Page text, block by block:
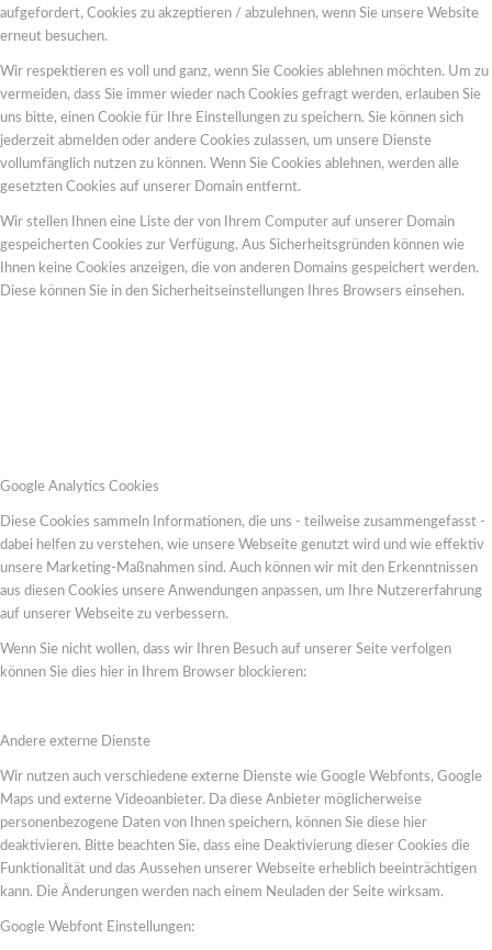
aufgefordert, Cookies zu akzeptieren / abzulehnen, wenn Sie unsere Website
erneut besuchen.
Wir respektieren es voll und ganz, wenn Sie Cookies ablehnen möchten. Um zu
vermeiden, dass Sie immer wieder nach Cookies gefragt werden, erlauben Sie
uns bitte, einen Cookie für Ihre Einstellungen zu speichern. Sie können sich
jederzeit abmelden oder andere Cookies zulassen, um unsere Dienste
vollumfänglich nutzen zu können. Wenn Sie Cookies ablehnen, werden alle
gesetzten Cookies auf unserer Domain entfernt.
Wir stellen Ihnen eine Liste der von Ihrem Computer auf unserer Domain
gespeicherten Cookies zur Verfügung. Aus Sicherheitsgründen können wie
Ihnen keine Cookies anzeigen, die von anderen Domains gespeichert werden.
Diese können Sie in den Sicherheitseinstellungen Ihres Browsers einsehen.
Google Analytics Cookies
Diese Cookies sammeln Informationen, die uns - teilweise zusammengefasst -
dabei helfen zu verstehen, wie unsere Webseite genutzt wird und wie effektiv
unsere Marketing-Maßnahmen sind. Auch können wir mit den Erkenntnissen
aus diesen Cookies unsere Anwendungen anpassen, um Ihre Nutzererfahrung
auf unserer Webseite zu verbessern.
Wenn Sie nicht wollen, dass wir Ihren Besuch auf unserer Seite verfolgen
können Sie dies hier in Ihrem Browser blockieren:
Andere externe Dienste
Wir nutzen auch verschiedene externe Dienste wie Google Webfonts, Google
Maps und externe Videoanbieter. Da diese Anbieter möglicherweise
personenbezogene Daten von Ihnen speichern, können Sie diese hier
deaktivieren. Bitte beachten Sie, dass eine Deaktivierung dieser Cookies die
Funktionalität und das Aussehen unserer Webseite erheblich beeinträchtigen
kann. Die Änderungen werden nach einem Neuladen der Seite wirksam.
Google Webfont Einstellungen: